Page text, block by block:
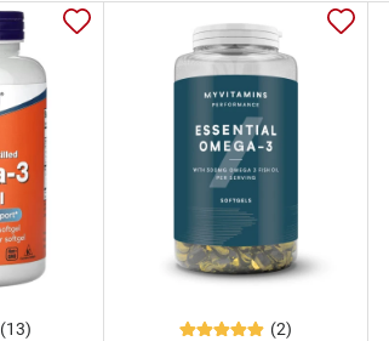
(13) (2)